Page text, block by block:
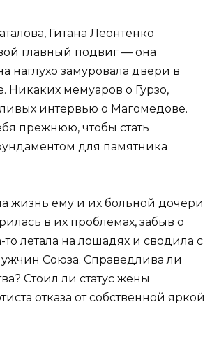
Гитана Леонтенко
главный подвиг — она
наглухо замуровала двери в
Никаких мемуаров о Гурзо,
интервью о Магомедове.
прежнюю, чтобы стать
для памятника
жизнь ему и их больной дочери
в их проблемах, забыв о
то летала на лошадях и сводила с
Союза. Справедлива ли
Стоил ли статус жены
отказа от собственной яркой